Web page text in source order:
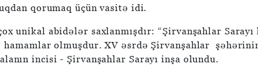
qorumaq üçün vasitə idi.
unikal abidələr saxlanmışdır: “Şirvanşahlar
olmuşdur. XV əsrdə Şirvanşahlar
incisi - Şirvanşahlar Sarayı inşa olundu.